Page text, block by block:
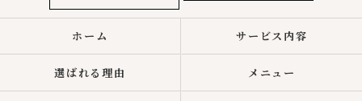
ホーム サービス内容
選ばれる理由 メニュー